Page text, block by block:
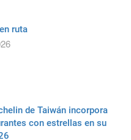
ruta
de Taiwán incorpora
con estrellas en su